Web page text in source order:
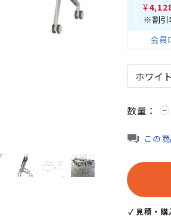
※割引
会員
数量： remove
この
✓ 見積・購